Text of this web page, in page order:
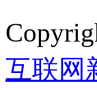
互联网